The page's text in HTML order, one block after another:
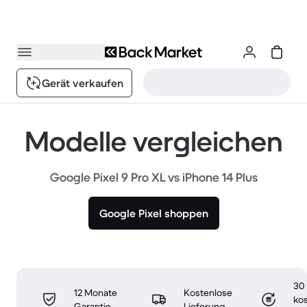
Gerät verkaufen
Modelle vergleichen
Google Pixel 9 Pro XL vs iPhone 14 Plus
Google Pixel shoppen
12 Monate
Kostenlose
30